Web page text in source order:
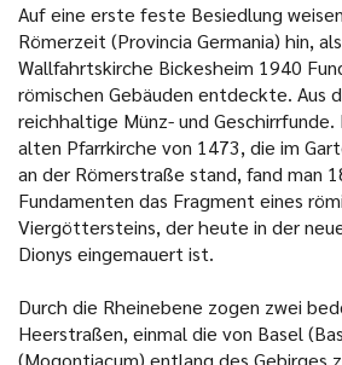
Auf eine erste feste Besiedlung
Römerzeit (Provincia Germania) hin,
Wallfahrtskirche Bickesheim 1940
römischen Gebäuden entdeckte. Aus
reichhaltige Münz- und
alten Pfarrkirche von 1473, die im
an der Römerstraße stand, fand man
Fundamenten das Fragment eines
Viergöttersteins, der heute in der
Dionys eingemauert ist.
Durch die Rheinebene zogen zwei
Heerstraßen, einmal die von Basel
(Mogontiacum) entlang des Gebirges